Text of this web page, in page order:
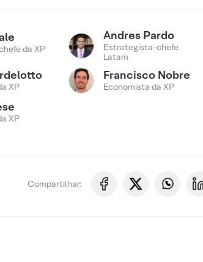
da XP
Andres Pardo
Estrategista-chefe
Latam
XP
Francisco Nobre
Economista da XP
XP
Compartilhar: